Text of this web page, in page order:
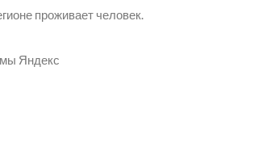
проживает человек.
Яндекс